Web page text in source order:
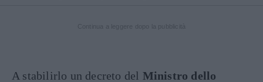
A stabilirlo un decreto del Ministro dello